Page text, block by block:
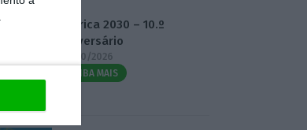
Fábrica 2030 – 10.º
Aniversário
14/10/2026
SAIBA MAIS